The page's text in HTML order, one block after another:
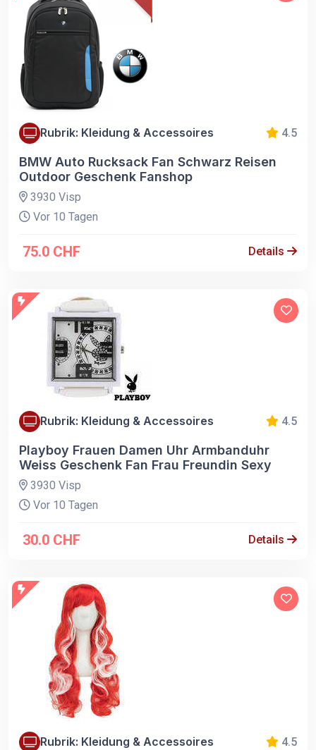
Rubrik: Kleidung & Accessoires 4.5
BMW Auto Rucksack Fan Schwarz Reisen
Outdoor Geschenk Fanshop
3930 Visp
Vor 10 Tagen
75.0 CHF Details
Rubrik: Kleidung & Accessoires 4.5
Playboy Frauen Damen Uhr Armbanduhr
Weiss Geschenk Fan Frau Freundin Sexy
3930 Visp
Vor 10 Tagen
30.0 CHF Details
Rubrik: Kleidung & Accessoires 4.5